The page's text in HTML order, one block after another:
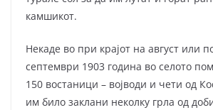
камшикот.
Некаде во при крајот на август или
септември 1903 година во селото
150 востаници – војводи и чети од
им било заклани неколку грла од